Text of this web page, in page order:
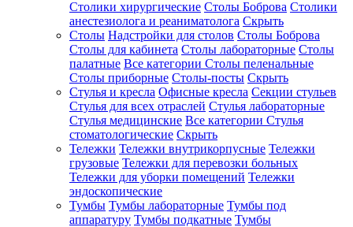
Столики хирургические Столы Боброва Столики
анестезиолога и реаниматолога Скрыть
Столы Надстройки для столов Столы Боброва
Столы для кабинета Столы лабораторные Столы
палатные Все категории Столы пеленальные
Столы приборные Столы-посты Скрыть
Стулья и кресла Офисные кресла Секции стульев
Стулья для всех отраслей Стулья лабораторные
Стулья медицинские Все категории Стулья
стоматологические Скрыть
Тележки Тележки внутрикорпусные Тележки
грузовые Тележки для перевозки больных
Тележки для уборки помещений Тележки
эндоскопические
Тумбы Тумбы лабораторные Тумбы под
аппаратуру Тумбы подкатные Тумбы